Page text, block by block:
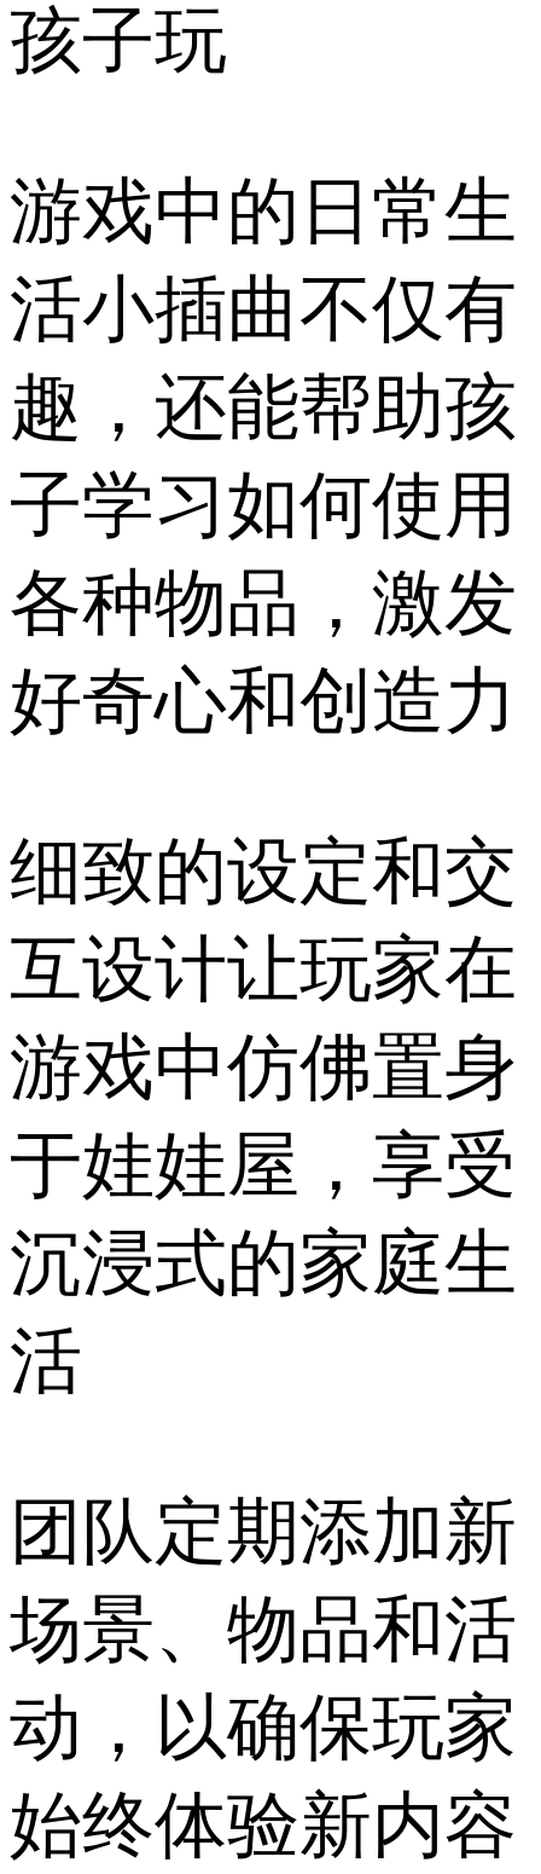
孩子玩
游戏中的日常生
活小插曲不仅有
趣，还能帮助孩
子学习如何使用
各种物品，激发
好奇心和创造力
细致的设定和交
互设计让玩家在
游戏中仿佛置身
于娃娃屋，享受
沉浸式的家庭生
活
团队定期添加新
场景、物品和活
动，以确保玩家
始终体验新内容